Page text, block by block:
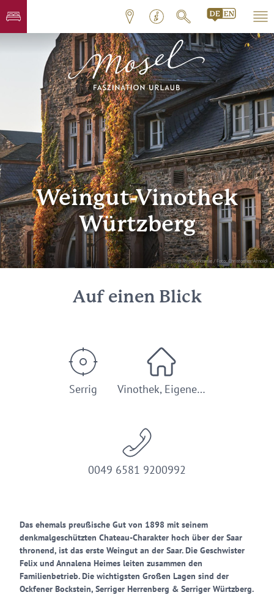
© Terroir Moselle / Foto: Christopher Arnoldi
Weingut-Vinothek
Würtzberg
Auf einen Blick
Serrig Vinothek, Eigene…
0049 6581 9200992
Das ehemals preußische Gut von 1898 mit seinem
denkmalgeschützten Chateau-Charakter hoch über der Saar
thronend, ist das erste Weingut an der Saar. Die Geschwister
Felix und Annalena Heimes leiten zusammen den
Familienbetrieb. Die wichtigsten Großen Lagen sind der
Ockfener Bockstein, Serriger Herrenberg & Serriger Würtzberg.